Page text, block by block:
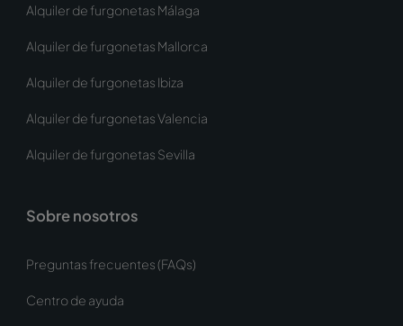
Alquiler de furgonetas Málaga
Alquiler de furgonetas Mallorca
Alquiler de furgonetas Ibiza
Alquiler de furgonetas Valencia
Alquiler de furgonetas Sevilla
Sobre nosotros
Preguntas frecuentes (FAQs)
Centro de ayuda